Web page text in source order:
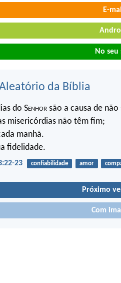
E-
No seu
da Bíblia
do Senhor são a causa de
misericórdias não têm fim;
manhã.
fidelidade.
23 confiabilidade amor
Próximo
Com